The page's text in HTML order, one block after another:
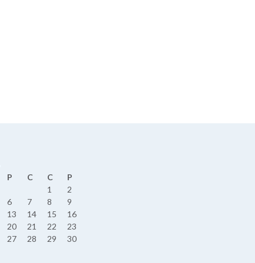
P C C
P
1
2
6 7 8
9
13 14 15
16
20 21 22
23
27 28 29
30